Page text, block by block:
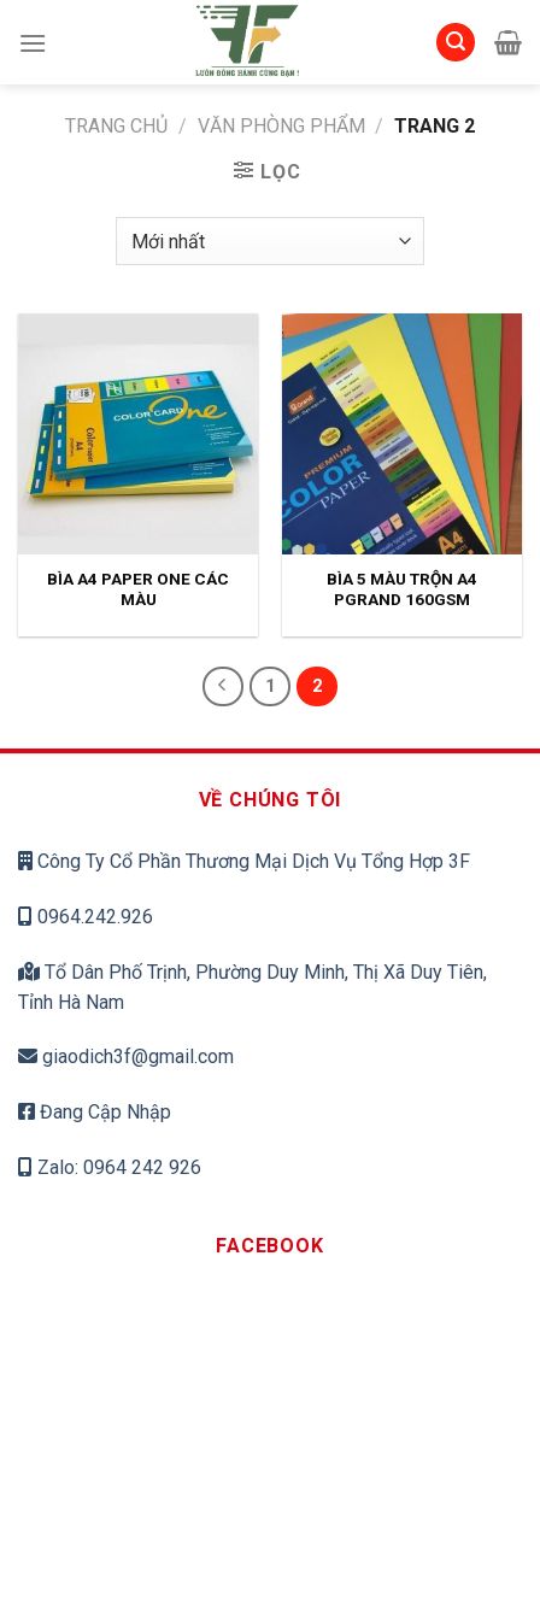
TRANG CHỦ / VĂN PHÒNG PHẨM / TRANG 2
LỌC
BÌA A4 PAPER ONE CÁC
MÀU
BÌA 5 MÀU TRỘN A4
PGRAND 160GSM
1 2
VỀ CHÚNG TÔI
Công Ty Cổ Phần Thương Mại Dịch Vụ Tổng Hợp 3F
0964.242.926
Tổ Dân Phố Trịnh, Phường Duy Minh, Thị Xã Duy Tiên,
Tỉnh Hà Nam
giaodich3f@gmail.com
Đang Cập Nhập
Zalo: 0964 242 926
FACEBOOK